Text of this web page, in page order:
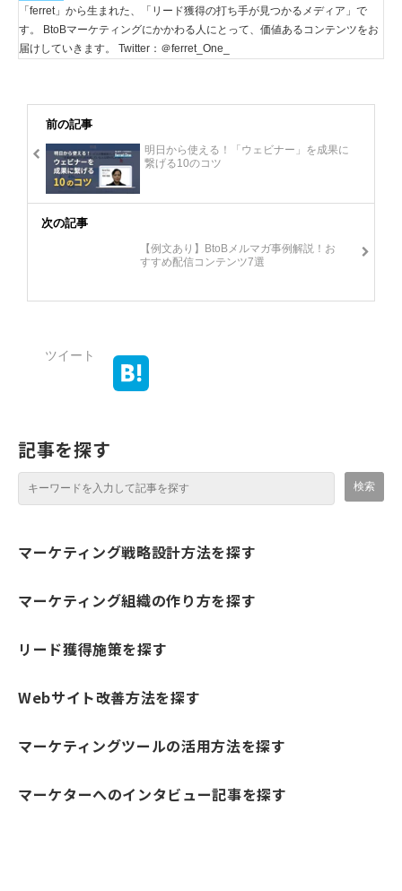
「ferret」から生まれた、「リード獲得の打ち手が見つかるメディア」で
す。 BtoBマーケティングにかかわる人にとって、価値あるコンテンツをお
届けしていきます。 Twitter：＠ferret_One_
前の記事
明日から使える！「ウェビナー」を成果に
繋げる10のコツ
次の記事
【例文あり】BtoBメルマガ事例解説！お
すすめ配信コンテンツ7選
ツイート
記事を探す
マーケティング戦略設計方法を探す
マーケティング組織の作り方を探す
リード獲得施策を探す
Webサイト改善方法を探す
マーケティングツールの活用方法を探す
マーケターへのインタビュー記事を探す